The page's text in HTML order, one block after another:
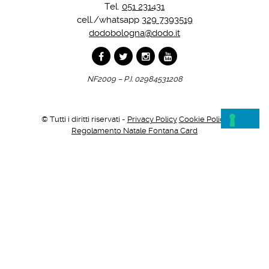
Tel. 051 231431
cell./whatsapp 329 7393519
dodobologna@dodo.it
NF2009 – P.I. 02984531208
© Tutti i diritti riservati - Privacy Policy Cookie Policy
Regolamento Natale Fontana Card